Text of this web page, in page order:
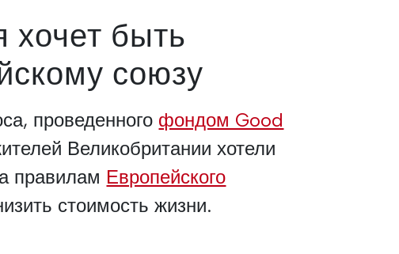
хочет быть
союзу
проведенного фондом Good
Великобритании хотели
правилам Европейского
стоимость жизни.